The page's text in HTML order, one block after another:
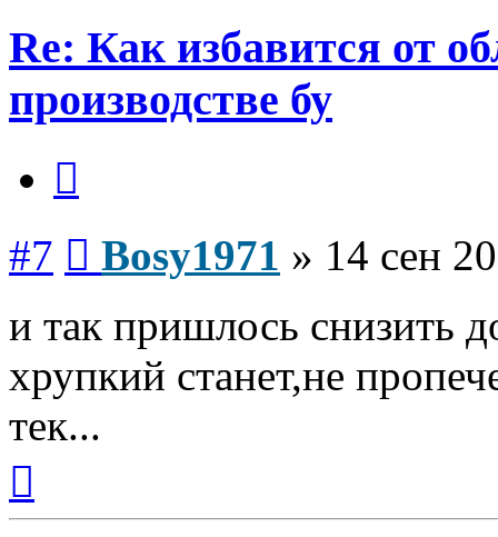
Re: Как избавится от
производстве бу
#7 Bosy1971 » 14 сен
и так пришлось снизить
хрупкий станет,не
тек...
началу